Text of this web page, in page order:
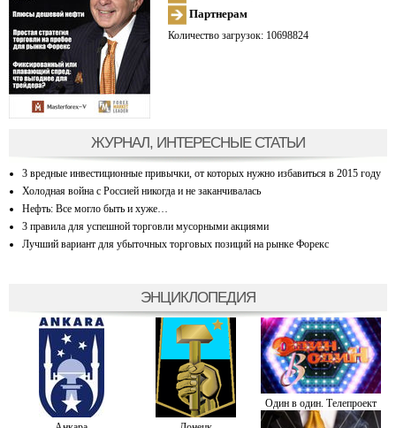
Партнерам
Количество загрузок: 10698824
ЖУРНАЛ, ИНТЕРЕСНЫЕ СТАТЬИ
3 вредные инвестиционные привычки, от которых нужно избавиться в 2015 году
Холодная война с Россией никогда и не заканчивалась
Нефть: Все могло быть и хуже…
3 правила для успешной торговли мусорными акциями
Лучший вариант для убыточных торговых позиций на рынке Форекс
ЭНЦИКЛОПЕДИЯ
Один в один. Телепроект